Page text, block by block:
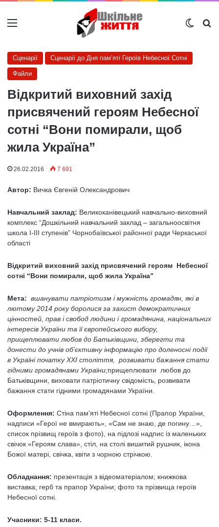
Меню
Сценарії Сценарії до Дня пам’яті Героїв Небесної Сотні
Файли
Відкритий виховний захід
присвячений героям Небесної
сотні “Вони помирали, щоб
жила Україна”
26.02.2016 7 691
Автор: Вичка Євгеній Олександрович
Навчальний заклад: Великоканівецький навчально-виховний
комплекс “Дошкільний навчальний заклад – загальноосвітня
школа І-ІІІ ступенів” Чорнобаївської районної ради Черкаської
області
Відкритий виховний захід присвячений героям Небесної
сотні “Вони помирали, щоб жила Україна”
Мета: вшанувати патріотизм і мужність громадян, які в
лютому 2014 року боролися за захист демократичних
цінностей, прав і свобод людини і громадянина, національних
інтересів України та її європейського вибору,
прищеплювати любов до Батьківщини, зберегти та
донести до учнів об’єктивну інформацію про доленосні події
в Україні початку ХХІ століття, розвивати бажання стати
гідними громадянами України;прищеплювати любов до
Батьківщини, виховати патріотичну свідомість, розвивати
бажання стати гідними громадянами України.
Оформлення: Стіна пам’яті Небесної сотні (Прапор України,
надписи «Герої не вмирають», «Сам не знаю, де погину…»,
список прізвищ героїв з фото), на підлозі надпис із маленьких
свічок «Героям слава», стіл, на столі вишитий рушник, ікона
Божої матері, свічка, квіти з чорною стрічкою.
Обладнання: презентація з відеоматеріалом; книжкова
виставка; герб та прапор України; фото та прізвища героїв
Небесної сотні.
Учасники: 5-11 класи.